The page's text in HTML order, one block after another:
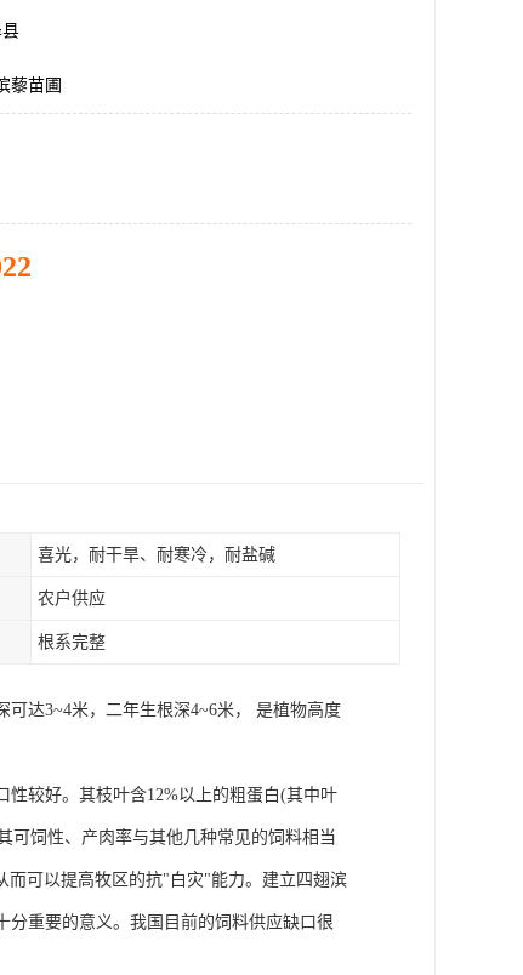
县
藜苗圃
喜光，耐干旱、耐寒冷，耐盐碱
农户供应
根系完整
达3~4米，二年生根深4~6米， 是植物高度
较好。其枝叶含12%以上的粗蛋白(其中叶
可饲性、产肉率与其他几种常见的饲料相当
而可以提高牧区的抗"白灾"能力。建立四翅滨
重要的意义。我国目前的饲料供应缺口很